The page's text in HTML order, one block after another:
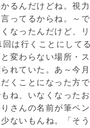
るんだけどね。視
ってるからね。～
なったんだけど、
は行くことにして
変わらない場所・
れていた。あ～今
くことになった方
ね、いなくなった
さんの名前が筆ペ
ないもんね。「そ